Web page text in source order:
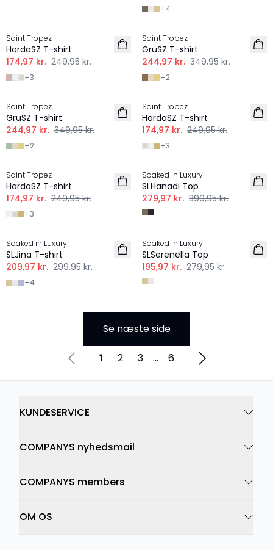
+4
Saint Tropez
HardaSZ T-shirt
174,97 kr. 249,95 kr.
+3
-30%
Saint Tropez
GruSZ T-shirt
244,97 kr. 349,95 kr.
+2
-30%
Saint Tropez
GruSZ T-shirt
244,97 kr. 349,95 kr.
+2
-30%
Saint Tropez
HardaSZ T-shirt
174,97 kr. 249,95 kr.
+3
-30%
Saint Tropez
HardaSZ T-shirt
174,97 kr. 249,95 kr.
+3
-30%
Soaked in Luxury
SLHanadi Top
279,97 kr. 399,95 kr.
-30%
Soaked in Luxury
SLJina T-shirt
209,97 kr. 299,95 kr.
+4
Soaked in Luxury
SLSerenella Top
195,97 kr. 279,95 kr.
Se næste side
1 2 3 ... 6
KUNDESERVICE
COMPANYS nyhedsmail
COMPANYS members
OM OS